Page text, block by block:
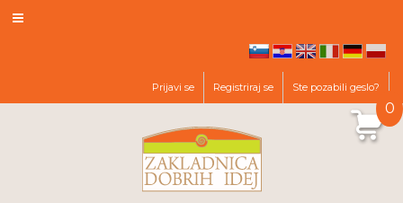
de pl
Prijavi se Registriraj se Ste pozabili geslo?
0